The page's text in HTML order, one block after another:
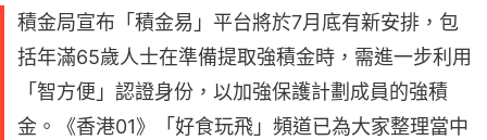
積金局宣布「積金易」平台將於7月底有新安排，包
括年滿65歲人士在準備提取強積金時，需進一步利用
「智方便」認證身份，以加強保護計劃成員的強積
金。《香港01》「好食玩飛」頻道已為大家整理當中